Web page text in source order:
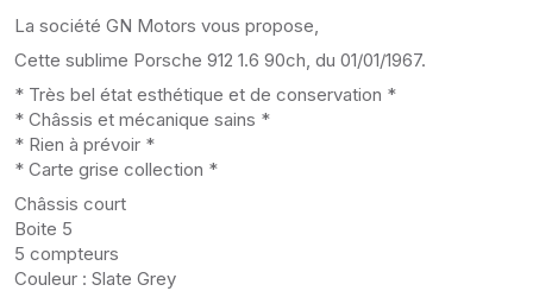
La société GN Motors vous propose,
Cette sublime Porsche 912 1.6 90ch, du 01/01/1967.
* Très bel état esthétique et de conservation *
* Châssis et mécanique sains *
* Rien à prévoir *
* Carte grise collection *
Châssis court
Boite 5
5 compteurs
Couleur : Slate Grey